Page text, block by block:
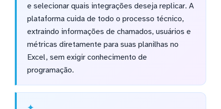
e selecionar quais integrações deseja replicar. A
plataforma cuida de todo o processo técnico,
extraindo informações de chamados, usuários e
métricas diretamente para suas planilhas no
Excel, sem exigir conhecimento de
programação.